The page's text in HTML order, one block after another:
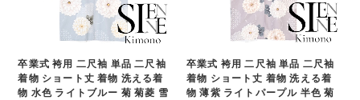
卒業式 袴用 二尺袖 単品 二尺袖
着物 ショート丈 着物 洗える着
物 水色 ライトブルー 菊 菊菱 雪
卒業式 袴用 二尺袖 単品 二尺袖
着物 ショート丈 着物 洗える着
物 薄紫 ライトパープル 半色 菊